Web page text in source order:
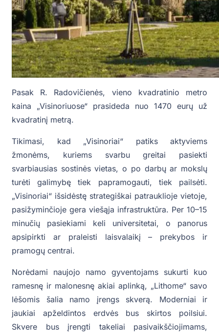
Pasak R. Radovičienės, vieno kvadratinio metro
kaina „Visinoriuose“ prasideda nuo 1470 eurų už
kvadratinį metrą.
Tikimasi, kad „Visinoriai“ patiks aktyviems
žmonėms, kuriems svarbu greitai pasiekti
svarbiausias sostinės vietas, o po darbų ar mokslų
turėti galimybę tiek papramogauti, tiek pailsėti.
„Visinoriai“ išsidėstę strategiškai patrauklioje vietoje,
pasižyminčioje gera viešąja infrastruktūra. Per 10–15
minučių pasiekiami keli universitetai, o panorus
apsipirkti ar praleisti laisvalaikį – prekybos ir
pramogų centrai.
Norėdami naujojo namo gyventojams sukurti kuo
ramesnę ir malonesnę akiai aplinką, „Lithome“ savo
lėšomis šalia namo įrengs skverą. Moderniai ir
jaukiai apželdintos erdvės bus skirtos poilsiui.
Skvere bus įrengti takeliai pasivaikščiojimams,